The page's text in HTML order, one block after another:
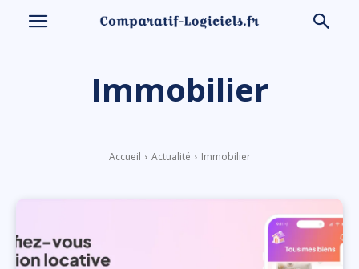
Immobilier
Accueil Actualité Immobilier